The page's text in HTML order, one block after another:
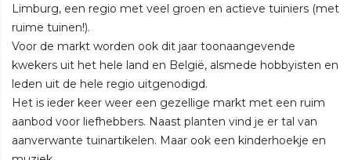
Limburg, een regio met veel groen en actieve tuiniers (met
ruime tuinen!).
Voor de markt worden ook dit jaar toonaangevende
kwekers uit het hele land en België, alsmede hobbyisten en
leden uit de hele regio uitgenodigd.
Het is ieder keer weer een gezellige markt met een ruim
aanbod voor liefhebbers. Naast planten vind je er tal van
aanverwante tuinartikelen. Maar ook een kinderhoekje en